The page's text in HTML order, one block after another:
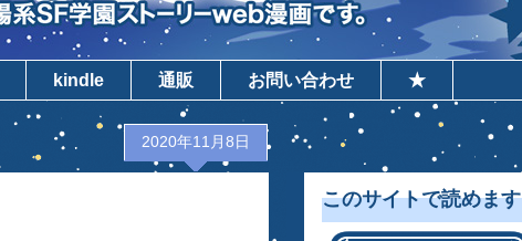
kindle 通販 お問い合わせ ★
2020年11月8日
このサイトで読めます